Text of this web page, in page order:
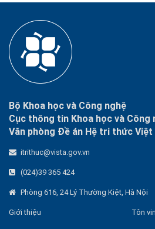
Bộ Khoa học và Công nghệ
Cục thông tin Khoa học và Công
Văn phòng Đề án Hệ tri thức Việt
itrithuc@vista.gov.vn
(024)39 365 424
Phòng 616, 24 Lý Thường Kiệt, Hà Nội
Giới thiệu
Tôn